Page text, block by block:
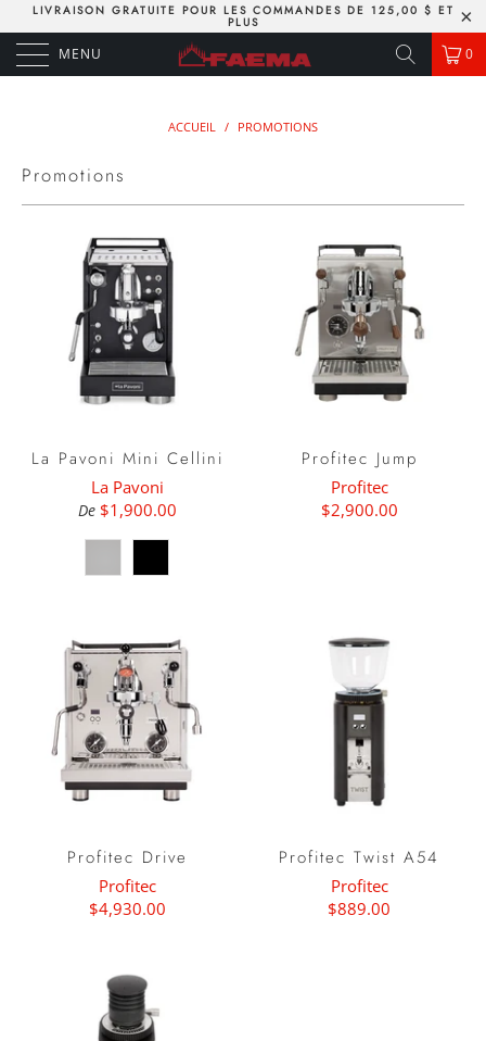
LIVRAISON GRATUITE POUR LES COMMANDES DE 125,00 $ ET
PLUS
MENU 0
ACCUEIL / PROMOTIONS
Promotions
La Pavoni Mini Cellini
La Pavoni
De $1,900.00
Profitec Jump
Profitec
$2,900.00
Profitec Drive
Profitec
$4,930.00
Profitec Twist A54
Profitec
$889.00